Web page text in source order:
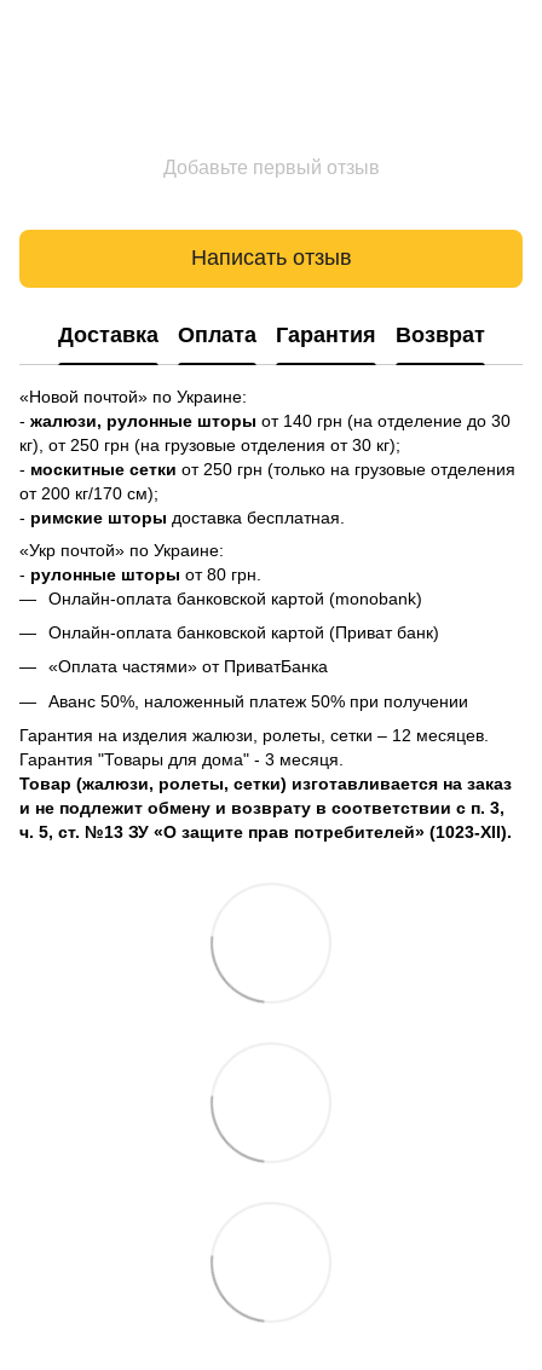
Добавьте первый отзыв
Написать отзыв
Доставка Оплата Гарантия Возврат
«Новой почтой» по Украине:
- жалюзи, рулонные шторы от 140 грн (на отделение до 30
кг), от 250 грн (на грузовые отделения от 30 кг);
- москитные сетки от 250 грн (только на грузовые отделения
от 200 кг/170 см);
- римские шторы доставка бесплатная.
«Укр почтой» по Украине:
- рулонные шторы от 80 грн.
Онлайн-оплата банковской картой (monobank)
Онлайн-оплата банковской картой (Приват банк)
«Оплата частями» от ПриватБанка
Аванс 50%, наложенный платеж 50% при получении
Гарантия на изделия жалюзи, ролеты, сетки – 12 месяцев.
Гарантия "Товары для дома" - 3 месяця.
Товар (жалюзи, ролеты, сетки) изготавливается на заказ
и не подлежит обмену и возврату в соответствии с п. 3,
ч. 5, ст. №13 ЗУ «О защите прав потребителей» (1023-XII).